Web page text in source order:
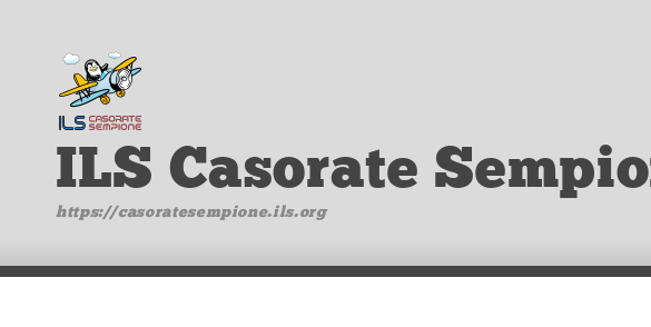
ILS Casorate
https://casoratesempione.ils.org